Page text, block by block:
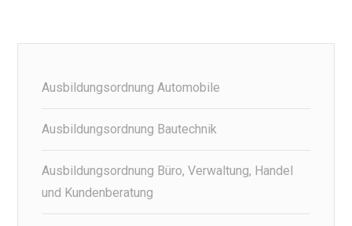
Ausbildungsordnung Automobile
Ausbildungsordnung Bautechnik
Ausbildungsordnung Büro, Verwaltung, Handel
und Kundenberatung